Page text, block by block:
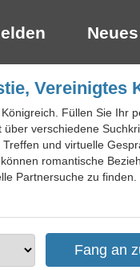
Vereinigtes
Füllen Sie Ihr
verschiedene
und virtuelle
romantische
Partnersuche zu